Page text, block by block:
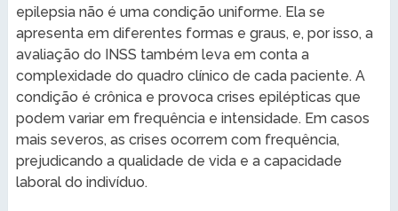
epilepsia não é uma condição uniforme. Ela se
apresenta em diferentes formas e graus, e, por isso, a
avaliação do INSS também leva em conta a
complexidade do quadro clínico de cada paciente. A
condição é crônica e provoca crises epilépticas que
podem variar em frequência e intensidade. Em casos
mais severos, as crises ocorrem com frequência,
prejudicando a qualidade de vida e a capacidade
laboral do indivíduo.